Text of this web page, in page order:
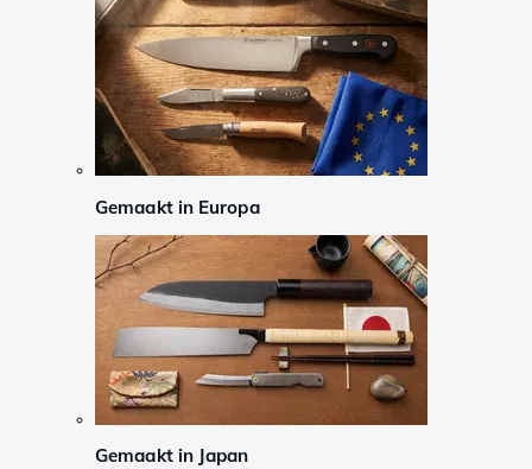
Gemaakt in Europa
Gemaakt in Japan